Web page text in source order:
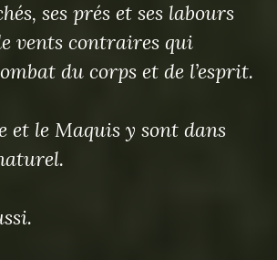
ses prés et ses labours
vents contraires qui
du corps et de l’esprit.
et le Maquis y sont dans